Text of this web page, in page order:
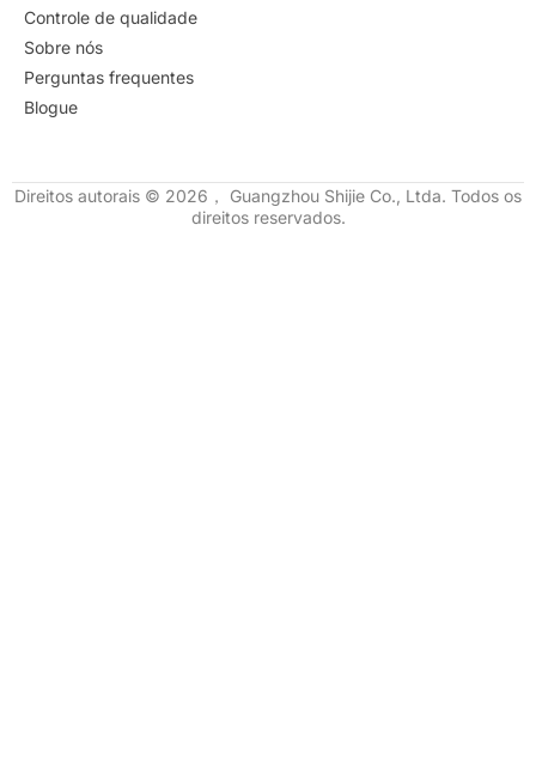
Controle de qualidade
Sobre nós
Perguntas frequentes
Blogue
Direitos autorais © 2026， Guangzhou Shijie Co., Ltda. Todos os
direitos reservados.